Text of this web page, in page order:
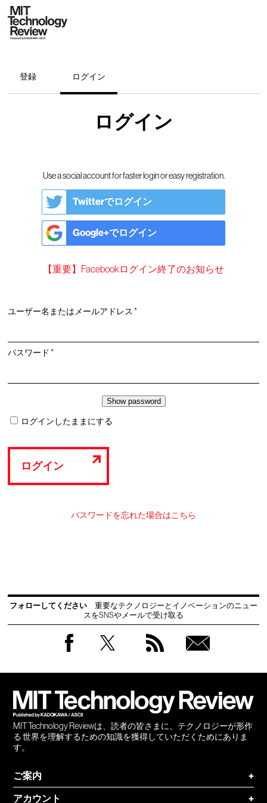
登録 ログイン
ログイン
Use a social account for faster login or easy registration.
Twitterでログイン
Google+でログイン
【重要】Facebookログイン終了のお知らせ
ユーザー名またはメールアドレス*必
パスワード*必
ログインしたままにする
ログイン
パスワードを忘れた場合はこちら
フォローしてください
重要なテクノロジーとイノベーションのニュー
スをSNSやメールで受け取る
MIT Technology Reviewは、読者の皆さまに、テクノロジーが形作
る 世界を理解するための知識を獲得していただくためにありま
す。
ご案内
+
アカウント
+